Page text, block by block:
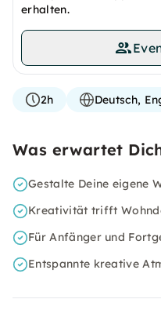
erhalten.
2h Deutsch,
Was erwartet
Gestalte Deine eigene
Kreativität trifft
Für Anfänger und
Entspannte kreative